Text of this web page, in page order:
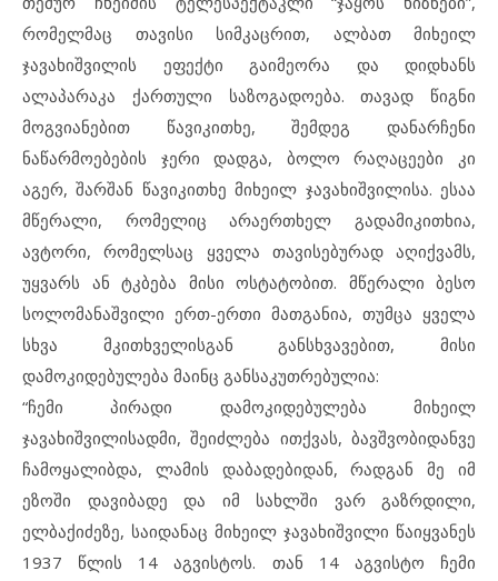
რომელმაც თავისი სიმკაცრით, ალბათ მიხეილ
ჯავახიშვილის ეფექტი გაიმეორა და დიდხანს
ალაპარაკა ქართული საზოგადოება. თავად წიგნი
მოგვიანებით წავიკითხე, შემდეგ დანარჩენი
ნაწარმოებების ჯერი დადგა, ბოლო რაღაცეები კი
აგერ, შარშან წავიკითხე მიხეილ ჯავახიშვილისა. ესაა
მწერალი, რომელიც არაერთხელ გადამიკითხია,
ავტორი, რომელსაც ყველა თავისებურად აღიქვამს,
უყვარს ან ტკბება მისი ოსტატობით. მწერალი ბესო
სოლომანაშვილი ერთ-ერთი მათგანია, თუმცა ყველა
სხვა მკითხველისგან განსხვავებით, მისი
დამოკიდებულება მაინც განსაკუთრებულია:
“ჩემი პირადი დამოკიდებულება მიხეილ
ჯავახიშვილისადმი, შეიძლება ითქვას, ბავშვობიდანვე
ჩამოყალიბდა, ლამის დაბადებიდან, რადგან მე იმ
ეზოში დავიბადე და იმ სახლში ვარ გაზრდილი,
ელბაქიძეზე, საიდანაც მიხეილ ჯავახიშვილი წაიყვანეს
1937 წლის 14 აგვისტოს. თან 14 აგვისტო ჩემი